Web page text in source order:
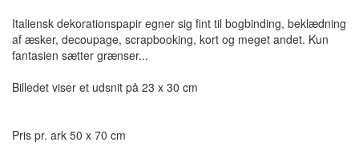
Italiensk dekorationspapir egner sig fint til bogbinding, beklædning
af æsker, decoupage, scrapbooking, kort og meget andet. Kun
fantasien sætter grænser...
Billedet viser et udsnit på 23 x 30 cm
Pris pr. ark 50 x 70 cm